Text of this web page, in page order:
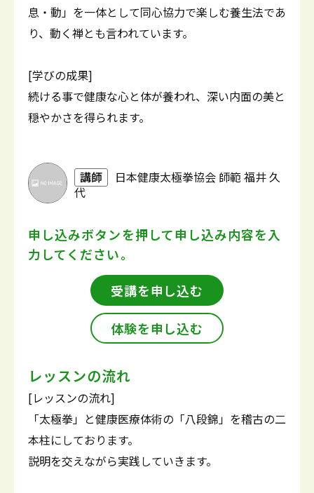
息・動」を一体として同心協力で楽しむ養生法であ
り、動く禅とも言われています。
[学びの成果]
続ける事で健康な心と体が養われ、深い内面の美と
穏やかさを得られます。
講師
日本健康太極拳協会 師範 福井 久
代
申し込みボタンを押して申し込み内容を入
力してください。
受講を申し込む
体験を申し込む
レッスンの流れ
[レッスンの流れ]
「太極拳」と健康医療体術の「八段錦」を稽古の二
本柱にしております。
説明を交えながら実践していきます。